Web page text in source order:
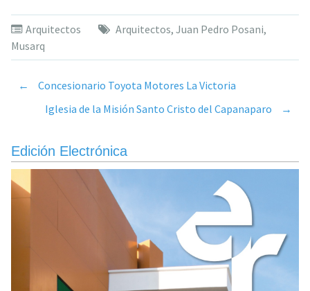
Arquitectos Arquitectos, Juan Pedro Posani,
Musarq
Post
navigation
←
Concesionario Toyota Motores La Victoria
Iglesia de la Misión Santo Cristo del Capanaparo
→
Edición Electrónica